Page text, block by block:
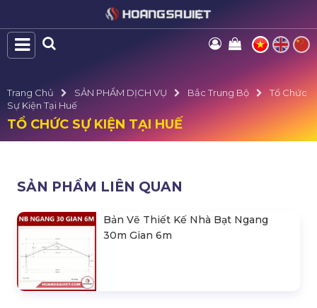
Trang Chủ SẢN PHẨM DỊCH VỤ Bắc Trung Bộ
Tổ Chức
Sự Kiện Tại Huế
TỔ CHỨC SỰ KIỆN TẠI HUẾ
SẢN PHẨM LIÊN QUAN
Bản Vẽ Thiết Kế Nhà Bạt Ngang
30m Gian 6m